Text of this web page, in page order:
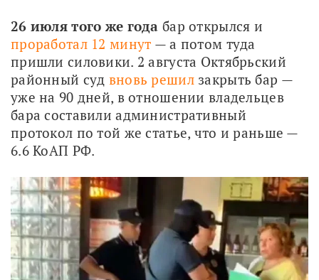
26 июля того же года
проработал 12 минут — а потом туда
пришли силовики. 2 августа Октябрьский
районный суд вновь решил закрыть бар —
уже на 90 дней, в отношении владельцев
бара составили административный
протокол по той же статье, что и раньше —
6.6 КоАП РФ.